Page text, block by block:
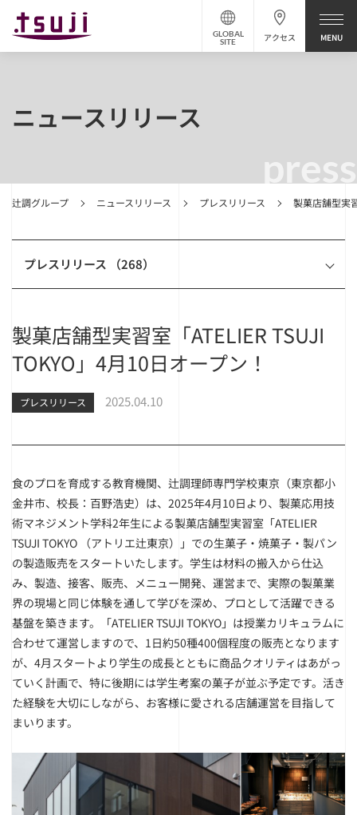
アクセス
GLOBAL
SITE
press
辻調グループ ニュースリリース プレスリリース 製菓店舗型実
ニュースリリース
プレスリリース （268）
製菓店舗型実習室「ATELIER TSUJI
TOKYO」4月10日オープン！
プレスリリース 2025.04.10
食のプロを育成する教育機関、辻調理師専門学校東京（東京都小
金井市、校長：百野浩史）は、2025年4月10日より、製菓応用技
術マネジメント学科2年生による製菓店舗型実習室「ATELIER
TSUJI TOKYO （アトリエ辻東京）」での生菓子・焼菓子・製パン
の製造販売をスタートいたします。学生は材料の搬入から仕込
み、製造、接客、販売、メニュー開発、運営まで、実際の製菓業
界の現場と同じ体験を通して学びを深め、プロとして活躍できる
基盤を築きます。「ATELIER TSUJI TOKYO」は授業カリキュラムに
合わせて運営しますので、1日約50種400個程度の販売となります
が、4月スタートより学生の成長とともに商品クオリティはあがっ
ていく計画で、特に後期には学生考案の菓子が並ぶ予定です。活き
た経験を大切にしながら、お客様に愛される店舗運営を目指して
まいります。